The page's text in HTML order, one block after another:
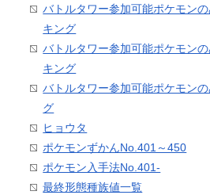
バトルタワー参加可能ポケモン
キング
バトルタワー参加可能ポケモン
キング
バトルタワー参加可能ポケモン
グ
ヒョウタ
ポケモンずかんNo.401～450
ポケモン入手法No.401-
最終形態種族値一覧